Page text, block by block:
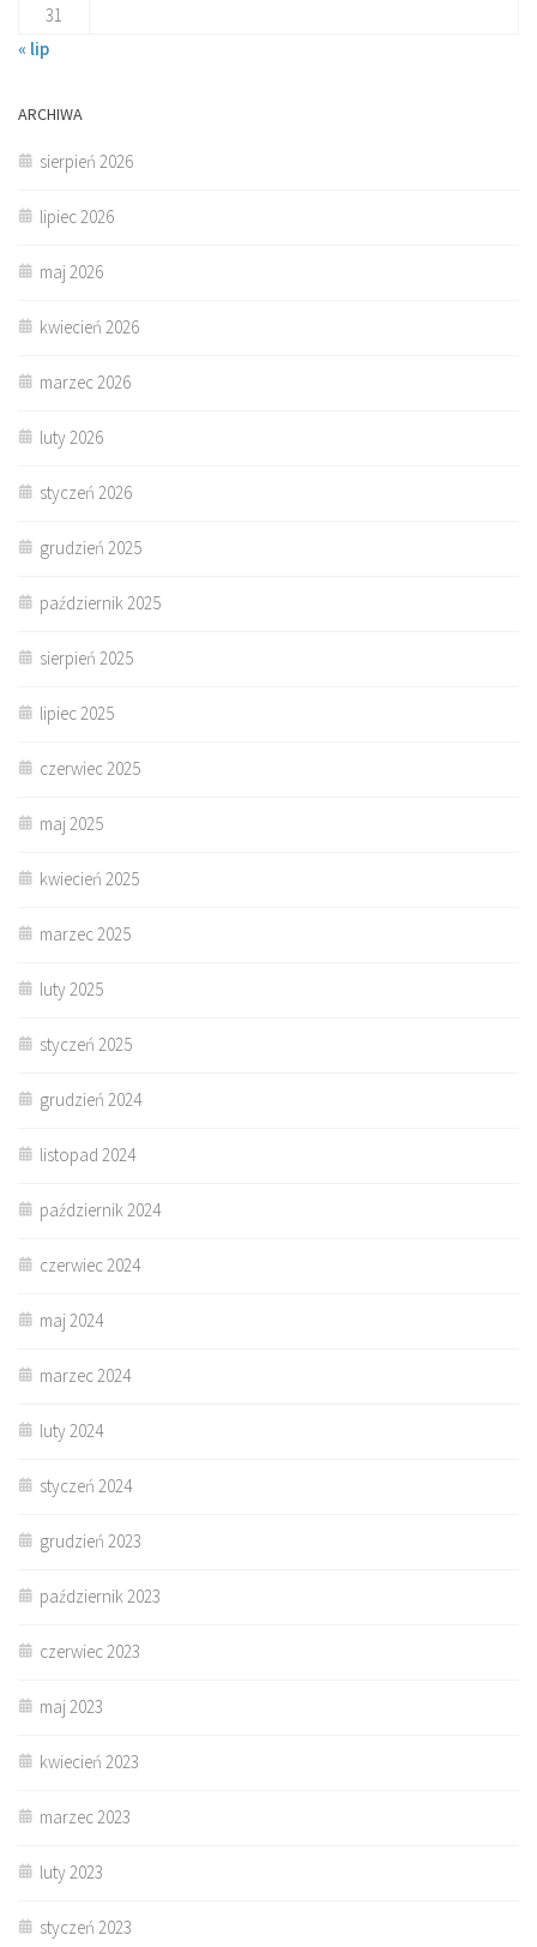
31
« lip
ARCHIWA
sierpień 2026
lipiec 2026
maj 2026
kwiecień 2026
marzec 2026
luty 2026
styczeń 2026
grudzień 2025
październik 2025
sierpień 2025
lipiec 2025
czerwiec 2025
maj 2025
kwiecień 2025
marzec 2025
luty 2025
styczeń 2025
grudzień 2024
listopad 2024
październik 2024
czerwiec 2024
maj 2024
marzec 2024
luty 2024
styczeń 2024
grudzień 2023
październik 2023
czerwiec 2023
maj 2023
kwiecień 2023
marzec 2023
luty 2023
styczeń 2023